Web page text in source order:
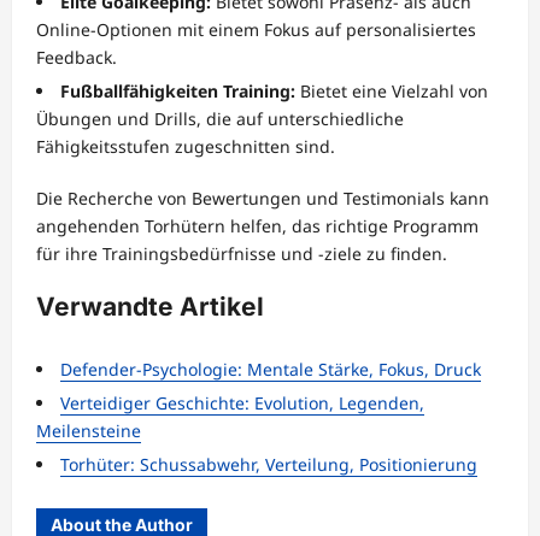
Online-Optionen mit einem Fokus auf personalisiertes
Feedback.
Fußballfähigkeiten Training: Bietet eine Vielzahl von
Übungen und Drills, die auf unterschiedliche
Fähigkeitsstufen zugeschnitten sind.
Die Recherche von Bewertungen und Testimonials kann
angehenden Torhütern helfen, das richtige Programm
für ihre Trainingsbedürfnisse und -ziele zu finden.
Verwandte Artikel
Defender-Psychologie: Mentale Stärke, Fokus, Druck
Verteidiger Geschichte: Evolution, Legenden,
Meilensteine
Torhüter: Schussabwehr, Verteilung, Positionierung
About the Author